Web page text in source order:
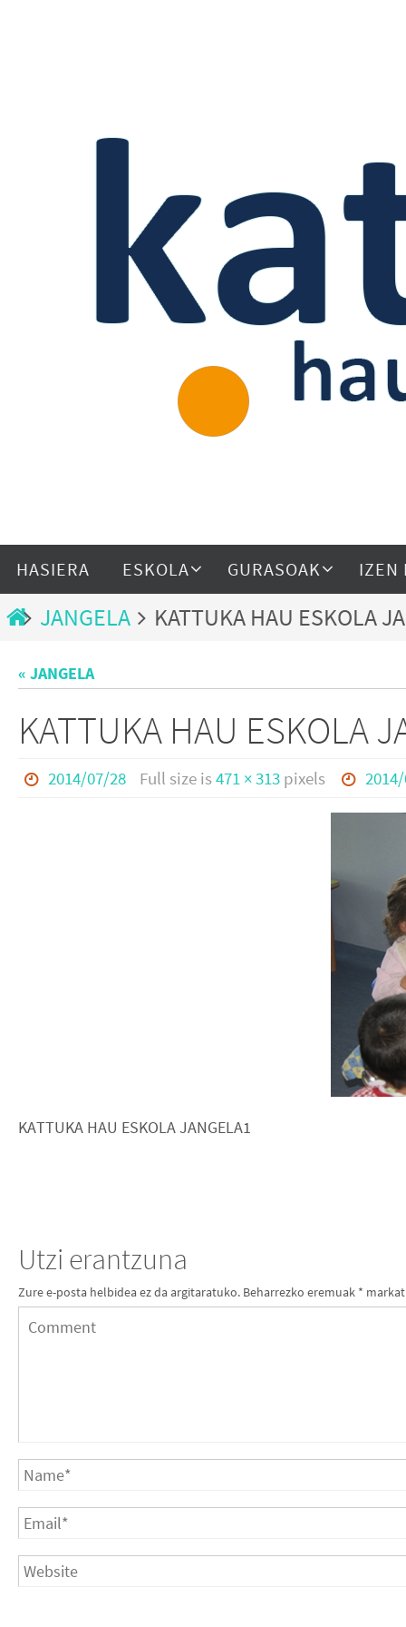
HASIERA ESKOLA GURASOAK IZEN
JANGELA KATTUKA HAU ESKOLA
« JANGELA
KATTUKA HAU ESKOLA
2014/07/28 Full size is471 × 313pixels
KATTUKA HAU ESKOLA JANGELA1
Utzi erantzuna
Zure e-posta helbidea ez da argitaratuko. Beharrezko eremuak *